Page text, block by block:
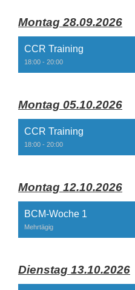
Montag 28.09.2026
CCR Training
18:00 - 20:00
Montag 05.10.2026
CCR Training
18:00 - 20:00
Montag 12.10.2026
BCM-Woche 1
Mehrtägig
Dienstag 13.10.2026